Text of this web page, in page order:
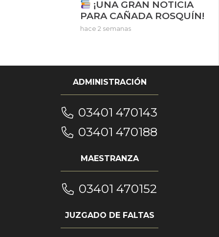
¡UNA GRAN NOTICIA
PARA CAÑADA ROSQUÍN!
hace 2 semanas
ADMINISTRACIÓN
03401 470143
03401 470188
MAESTRANZA
03401 470152
JUZGADO DE FALTAS